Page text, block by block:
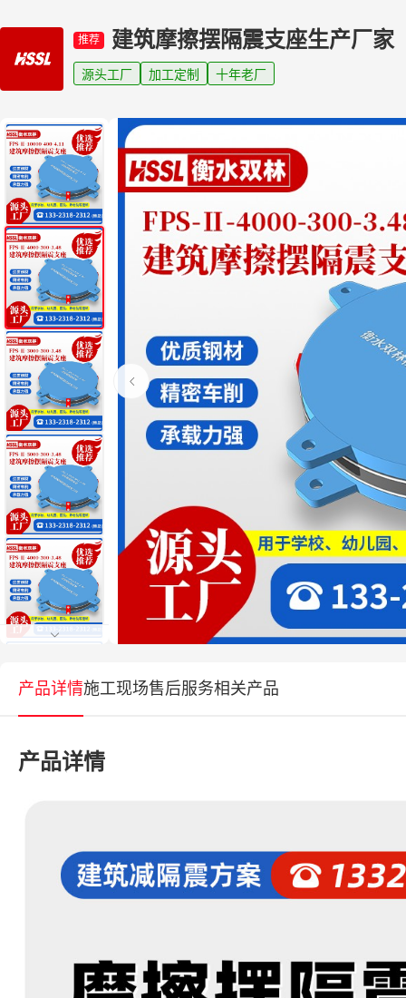
推荐 建筑摩擦摆隔震支座生产厂家
源头工厂 加工定制 十年老厂
产品详情施工现场售后服务相关产品
产品详情